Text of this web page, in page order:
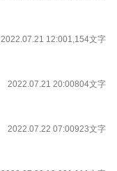
2022.07.21 12:001,154文字
2022.07.21 20:00804文字
2022.07.22 07:00923文字